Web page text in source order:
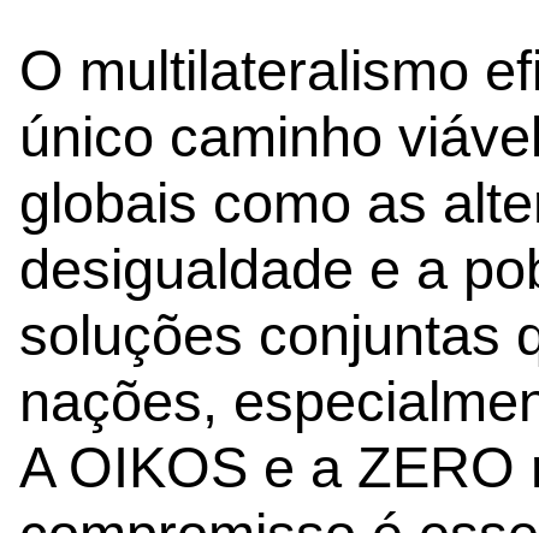
O multilateralismo
único caminho
globais como as
desigualdade e a
soluções conjuntas
nações,
A OIKOS e a